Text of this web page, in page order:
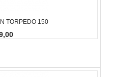
TORPEDO 150